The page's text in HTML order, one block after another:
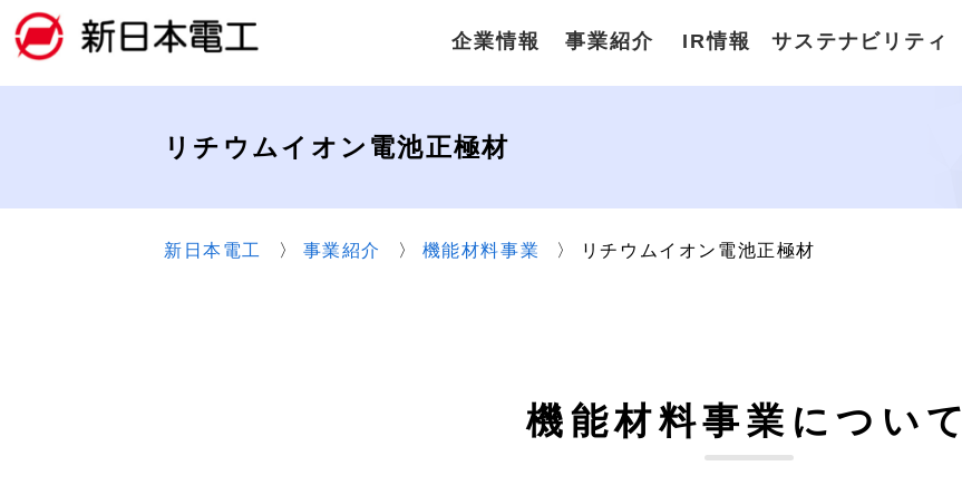
企業情報 事業紹介 IR情報 サステナビリティ
リチウムイオン電池正極材
新日本電工 事業紹介 機能材料事業 リチウムイオン電池正極材
機能材料事業について